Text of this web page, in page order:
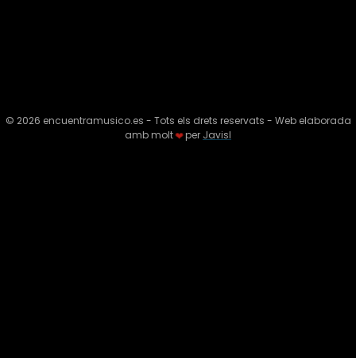
© 2026 encuentramusico.es - Tots els drets reservats - Web elaborada
amb molt❤per Javisl